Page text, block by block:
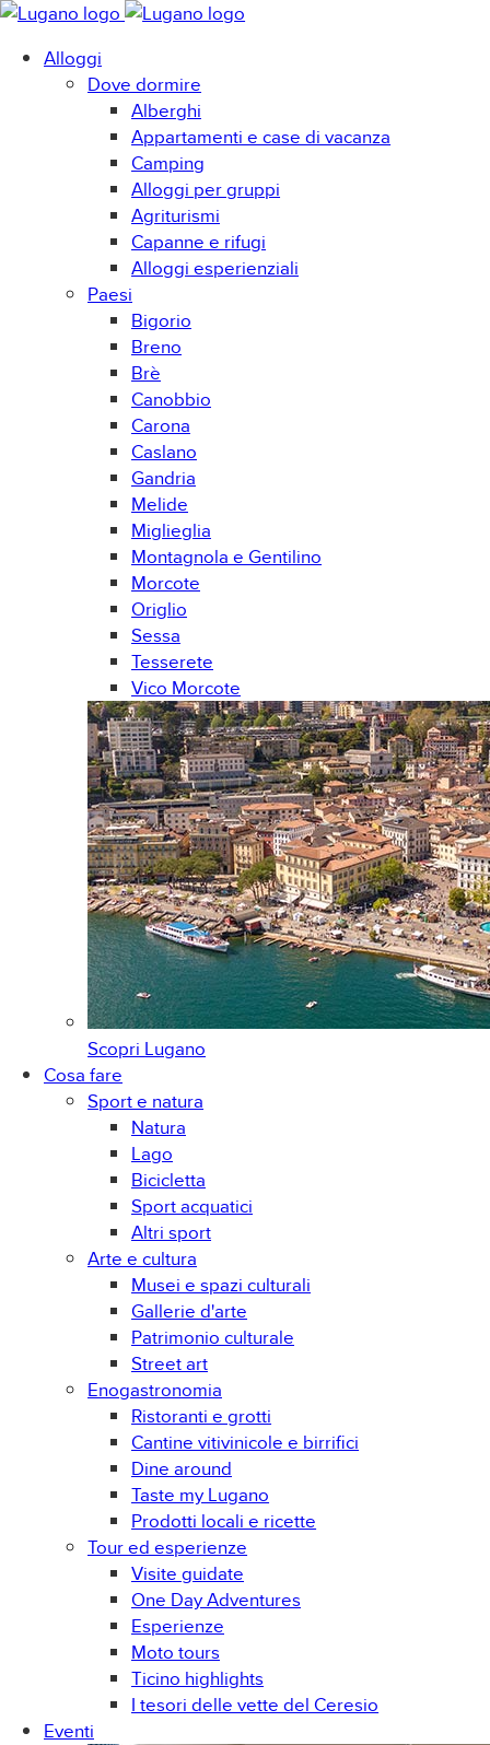
Alloggi
Dove dormire
Alberghi
Appartamenti e case di vacanza
Camping
Alloggi per gruppi
Agriturismi
Capanne e rifugi
Alloggi esperienziali
Paesi
Bigorio
Breno
Brè
Canobbio
Carona
Caslano
Gandria
Melide
Miglieglia
Montagnola e Gentilino
Morcote
Origlio
Sessa
Tesserete
Vico Morcote
Scopri Lugano
Cosa fare
Sport e natura
Natura
Lago
Bicicletta
Sport acquatici
Altri sport
Arte e cultura
Musei e spazi culturali
Gallerie d'arte
Patrimonio culturale
Street art
Enogastronomia
Ristoranti e grotti
Cantine vitivinicole e birrifici
Dine around
Taste my Lugano
Prodotti locali e ricette
Tour ed esperienze
Visite guidate
One Day Adventures
Esperienze
Moto tours
Ticino highlights
I tesori delle vette del Ceresio
Eventi